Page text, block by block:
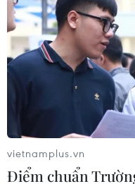
pháp khẩn cấp
25/03/2020 03:24
Để ngăn chặn dịch
đóng cửa toàn bộ
cấp hộ chiếu trong khi
vietnamplus.vn
Điểm chuẩn